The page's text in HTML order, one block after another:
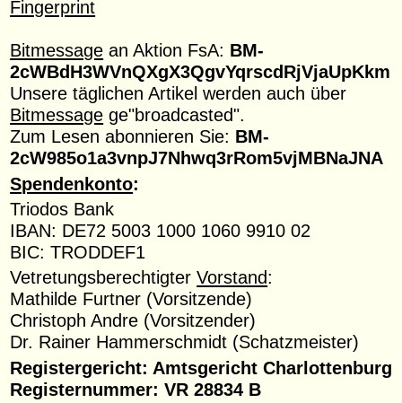
Fingerprint
Bitmessage an Aktion FsA: BM-
2cWBdH3WVnQXgX3QgvYqrscdRjVjaUpKkm
Unsere täglichen Artikel werden auch über
Bitmessage ge"broadcasted".
Zum Lesen abonnieren Sie: BM-
2cW985o1a3vnpJ7Nhwq3rRom5vjMBNaJNA
Spendenkonto:
Triodos Bank
IBAN: DE72 5003 1000 1060 9910 02
BIC: TRODDEF1
VetretungsberechtigterVorstand:
Mathilde Furtner (Vorsitzende)
Christoph Andre (Vorsitzender)
Dr. Rainer Hammerschmidt (Schatzmeister)
Registergericht: Amtsgericht Charlottenburg
Registernummer: VR 28834 B